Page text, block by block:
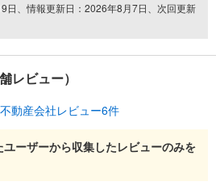
日、情報更新日：2026年8月7日、次回更新
レビュー）
不動産会社レビュー6件
ーザーから収集したレビューのみを